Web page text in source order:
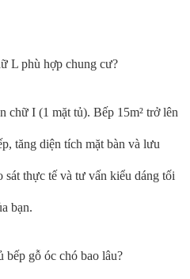
L phù hợp chung cư?
chữ I (1 mặt tủ). Bếp 15m² trở lên
tăng diện tích mặt bàn và lưu
thực tế và tư vấn kiểu dáng tối
bạn.
bếp gỗ óc chó bao lâu?